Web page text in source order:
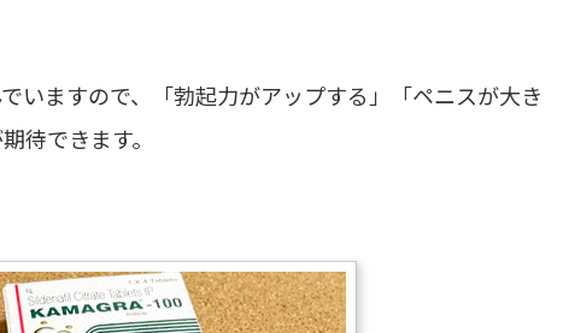
いますので、「勃起力がアップする」「ペニスが大き
待できます。